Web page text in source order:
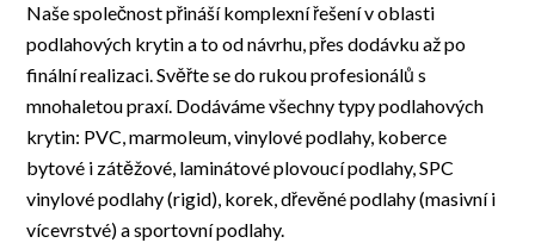
Naše společnost přináší komplexní řešení v oblasti
podlahových krytin a to od návrhu, přes dodávku až po
finální realizaci. Svěřte se do rukou profesionálů s
mnohaletou praxí. Dodáváme všechny typy podlahových
krytin: PVC, marmoleum, vinylové podlahy, koberce
bytové i zátěžové, laminátové plovoucí podlahy, SPC
vinylové podlahy (rigid), korek, dřevěné podlahy (masivní i
vícevrstvé) a sportovní podlahy.